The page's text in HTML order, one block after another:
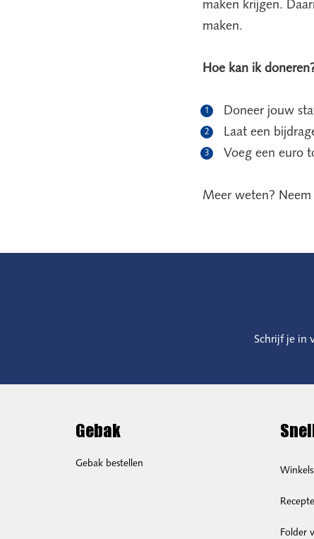
maken krijgen.
maken.
Hoe kan ik
Doneer jouw
Laat een
Voeg een euro
Meer weten?
Schrijf je in
Gebak
Gebak bestellen
Winkels
Folder